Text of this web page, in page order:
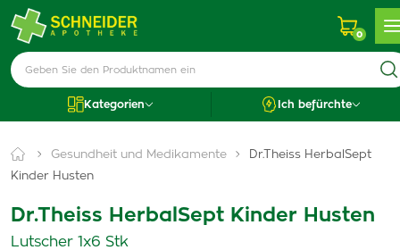
0
Kategorien Ich befürchte
Gesundheit und Medikamente
Dr.Theiss HerbalSept
Kinder Husten
Dr.Theiss HerbalSept Kinder Husten
Lutscher 1x6 Stk